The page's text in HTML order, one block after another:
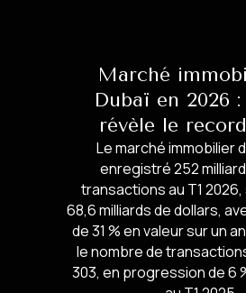
Marché
Dubaï en 2026
révèle le
Le marché immobilier
enregistré 252
transactions au T1
68,6 milliards de dollars,
de 31 % en valeur sur un
le nombre de
303, en progression de 6